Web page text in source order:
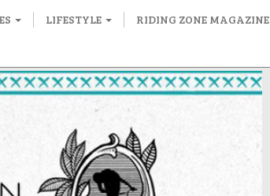
LIFESTYLE RIDING ZONE MAGAZINE